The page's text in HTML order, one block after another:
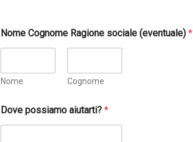
Nome Cognome Ragione sociale (eventuale)*
Nome Cognome
Dove possiamo aiutarti?*